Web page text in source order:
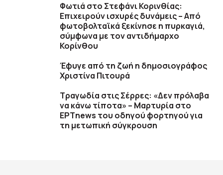
Φωτιά στο Στεφάνι Κορινθίας:
Επιχειρούν ισχυρές δυνάμεις – Από
φωτοβολταϊκά ξεκίνησε η πυρκαγιά,
σύμφωνα με τον αντιδήμαρχο
Κορίνθου
Έφυγε από τη ζωή η δημοσιογράφος
Χριστίνα Πιτουρά
Τραγωδία στις Σέρρες: «Δεν πρόλαβα
να κάνω τίποτα» – Μαρτυρία στο
ΕΡΤnews του οδηγού φορτηγού για
τη μετωπική σύγκρουση